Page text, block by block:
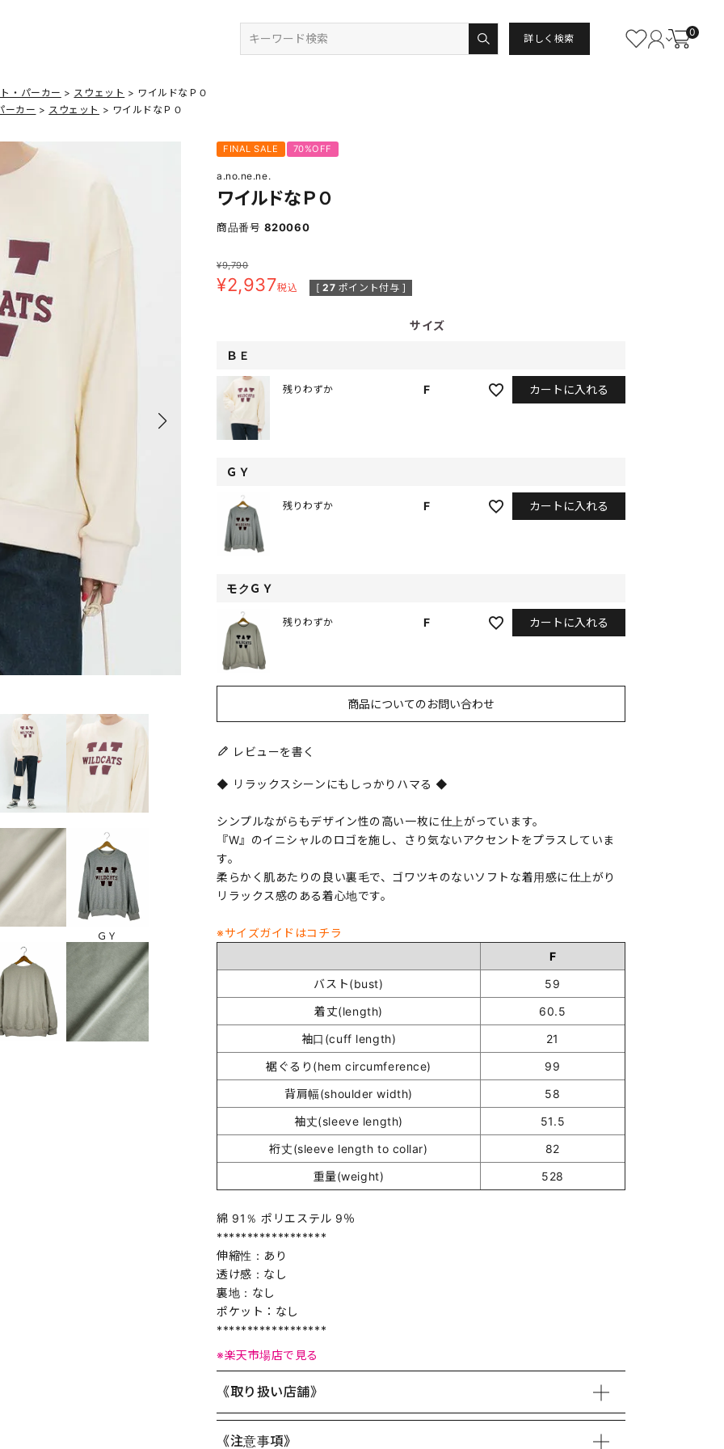
詳しく検索
0
・パーカー スウェット
ワイルドなＰＯ
ーカー
スウェット ワイルドなＰＯ
ＧＹ
FINAL SALE 70%OFF
a.no.ne.ne.
ワイルドなＰＯ
商品番号 820060
¥9,790
¥2,937税込 [ 27 ポイント付与 ]
サイズ
ＢＥ
F
残りわずか カートに入れる
ＧＹ
F
残りわずか カートに入れる
モクＧＹ
F
残りわずか カートに入れる
商品についてのお問い合わせ
レビューを書く
◆ リラックスシーンにもしっかりハマる ◆
シンプルながらもデザイン性の高い一枚に仕上がっています。
『W』のイニシャルのロゴを施し、さり気ないアクセントをプラスしていま
す。
柔らかく肌あたりの良い裏毛で、ゴワツキのないソフトな着用感に仕上がり
リラックス感のある着心地です。
※サイズガイドはコチラ
F
バスト(bust)
59
着丈(length)
60.5
袖口(cuff length)
21
裾ぐるり(hem circumference)
99
背肩幅(shoulder width)
58
袖丈(sleeve length)
51.5
裄丈(sleeve length to collar)
82
重量(weight)
528
綿 91％ ポリエステル 9％
******************
伸縮性：あり
透け感：なし
裏地：なし
ポケット：なし
******************
※楽天市場店で見る
《取り扱い店舗》
《注意事項》